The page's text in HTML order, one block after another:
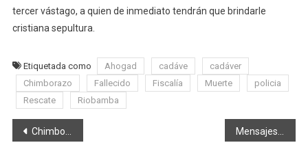
tercer vástago, a quien de inmediato tendrán que brindarle
cristiana sepultura.
Etiquetada como Ahogad cadáve
cadáver
Chimborazo
Fallecido Fiscalía Muerte
policia
Rescate
Riobamba
Navegación
Chimborazo.- CERVECERÍA NACIONAL IMPULSA PROYECTO AGRÍCOLA PARA REACTIVACIÓN ECONÓMICA